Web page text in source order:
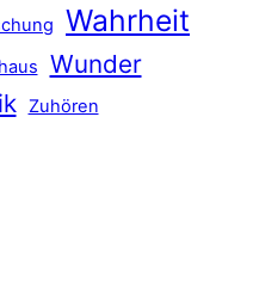
Wahrheit
Wunder
Zuhören